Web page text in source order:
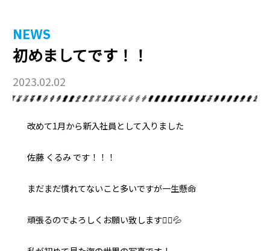
お問い合わせ オンラインストア
NEWS
初めましてです！！
2023.02.02
改めて1月から新入社員として入りました
佐藤 くるみ です！！！
まだまだ慣れてないこと多いですが一生懸命
頑張るのでよろしくお願い致します🙇‍♀️💦